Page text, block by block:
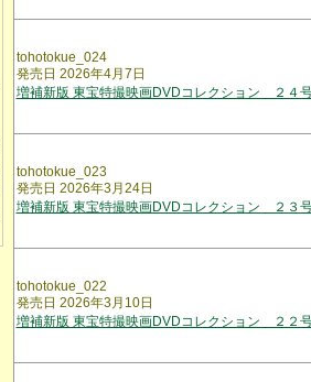
tohotokue_024
発売日 2026年4月7日
増補新版 東宝特撮映画DVDコレクション ２４
tohotokue_023
発売日 2026年3月24日
増補新版 東宝特撮映画DVDコレクション ２３
tohotokue_022
発売日 2026年3月10日
増補新版 東宝特撮映画DVDコレクション ２２